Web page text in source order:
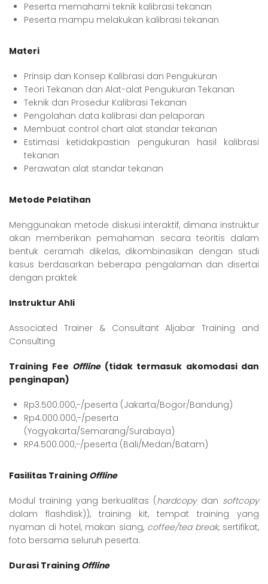
Peserta memahami teknik kalibrasi tekanan
Peserta mampu melakukan kalibrasi tekanan
Materi
Prinsip dan Konsep Kalibrasi dan Pengukuran
Teori Tekanan dan Alat-alat Pengukuran Tekanan
Teknik dan Prosedur Kalibrasi Tekanan
Pengolahan data kalibrasi dan pelaporan
Membuat control chart alat standar tekanan
Estimasi ketidakpastian pengukuran hasil kalibrasi
tekanan
Perawatan alat standar tekanan
Metode Pelatihan
Menggunakan metode diskusi interaktif, dimana instruktur
akan memberikan pemahaman secara teoritis dalam
bentuk ceramah dikelas, dikombinasikan dengan studi
kasus berdasarkan beberapa pengalaman dan disertai
dengan praktek
Instruktur Ahli
Associated Trainer & Consultant Aljabar Training and
Consulting
Training Fee Offline(tidak termasuk akomodasi dan
penginapan)
Rp3.500.000,-/peserta (Jakarta/Bogor/Bandung)
Rp4.000.000,-/peserta
(Yogyakarta/Semarang/Surabaya)
RP4.500.000,-/peserta (Bali/Medan/Batam)
Fasilitas Training Offline
Modul training yang berkualitas (hardcopydan softcopy
dalam flashdisk)), training kit, tempat training yang
nyaman di hotel, makan siang, coffee/tea break, sertifikat,
foto bersama seluruh peserta.
Durasi Training Offline